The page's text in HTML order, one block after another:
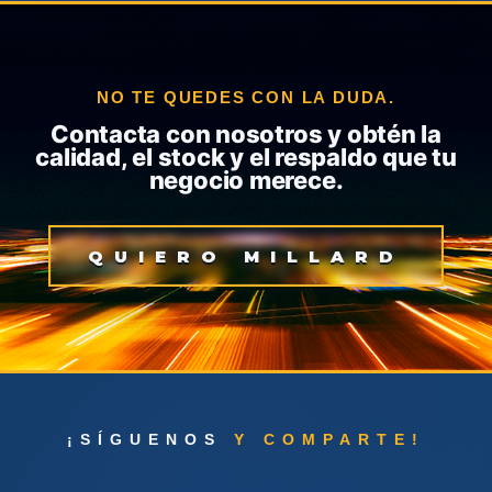
NO TE QUEDES CON LA DUDA.
Contacta con nosotros y obtén la
calidad, el stock y el respaldo que tu
negocio merece.
QUIERO MILLARD
¡SÍGUENOS Y COMPARTE!